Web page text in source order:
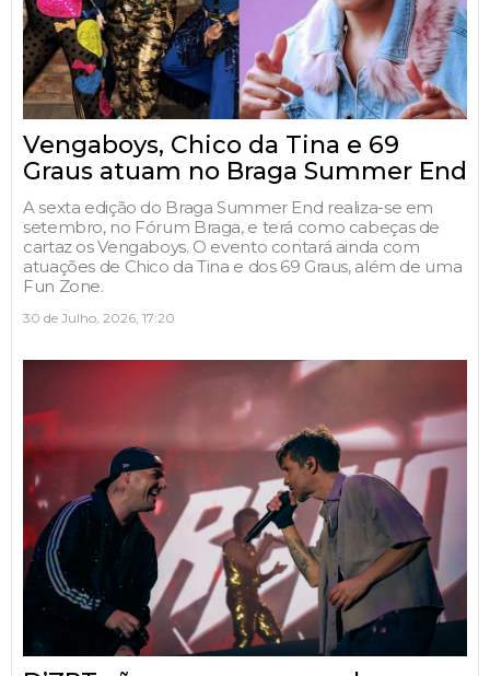
Vengaboys, Chico da Tina e 69
Graus atuam no Braga Summer End
A sexta edição do Braga Summer End realiza-se em
setembro, no Fórum Braga, e terá como cabeças de
cartaz os Vengaboys. O evento contará ainda com
atuações de Chico da Tina e dos 69 Graus, além de uma
Fun Zone.
30 de Julho, 2026, 17:20